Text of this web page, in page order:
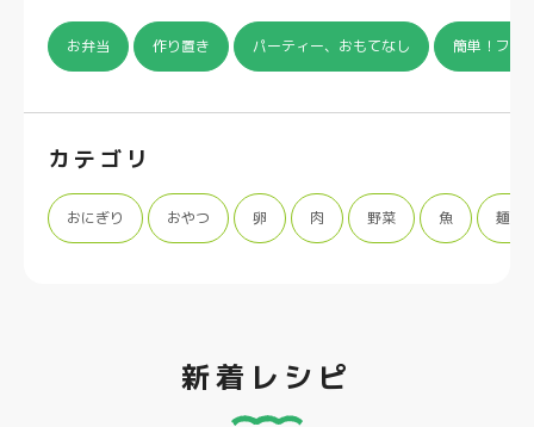
お弁当 作り置き パーティー、おもてなし 簡単！フラ
カテゴリ
おにぎり おやつ 卵 肉 野菜 魚 麺類
新着レシピ